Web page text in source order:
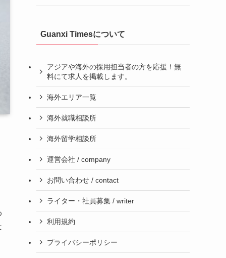
Guanxi Timesについて
アジアや海外の採用担当者の方を応援！無
料にて求人を掲載します。
海外エリア一覧
海外就職相談所
海外留学相談所
運営会社 / company
お問い合わせ / contact
ライター・社員募集 / writer
利用規約
プライバシーポリシー